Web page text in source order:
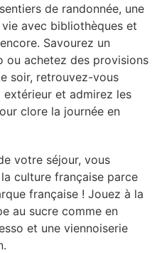
de randonnée, une
avec bibliothèques et
Savourez un
ou achetez des provisions
soir, retrouvez-vous
et admirez les
clore la journée en
votre séjour, vous
culture française parce
française ! Jouez à la
au sucre comme en
et une viennoiserie